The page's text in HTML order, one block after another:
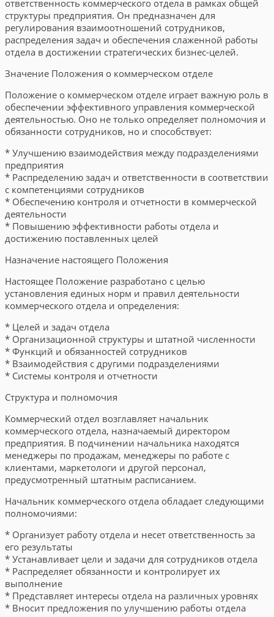
ответственность коммерческого отдела в рамках общей
структуры предприятия. Он предназначен для
регулирования взаимоотношений сотрудников,
распределения задач и обеспечения слаженной работы
отдела в достижении стратегических бизнес-целей.
Значение Положения о коммерческом отделе
Положение о коммерческом отделе играет важную роль в
обеспечении эффективного управления коммерческой
деятельностью. Оно не только определяет полномочия и
обязанности сотрудников, но и способствует:
* Улучшению взаимодействия между подразделениями
предприятия
* Распределению задач и ответственности в соответствии
с компетенциями сотрудников
* Обеспечению контроля и отчетности в коммерческой
деятельности
* Повышению эффективности работы отдела и
достижению поставленных целей
Назначение настоящего Положения
Настоящее Положение разработано с целью
установления единых норм и правил деятельности
коммерческого отдела и определения:
* Целей и задач отдела
* Организационной структуры и штатной численности
* Функций и обязанностей сотрудников
* Взаимодействия с другими подразделениями
* Системы контроля и отчетности
Структура и полномочия
Коммерческий отдел возглавляет начальник
коммерческого отдела, назначаемый директором
предприятия. В подчинении начальника находятся
менеджеры по продажам, менеджеры по работе с
клиентами, маркетологи и другой персонал,
предусмотренный штатным расписанием.
Начальник коммерческого отдела обладает следующими
полномочиями:
* Организует работу отдела и несет ответственность за
его результаты
* Устанавливает цели и задачи для сотрудников отдела
* Распределяет обязанности и контролирует их
выполнение
* Представляет интересы отдела на различных уровнях
* Вносит предложения по улучшению работы отдела